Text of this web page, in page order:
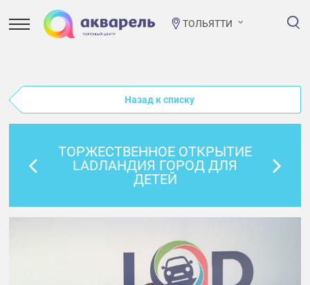
ТОЛЬЯТТИ
Назад к списку
ТОРЖЕСТВЕННОЕ ОТКРЫТИЕ
LADЛАНДИЯ ГОРОД ДЛЯ
ДЕТЕЙ